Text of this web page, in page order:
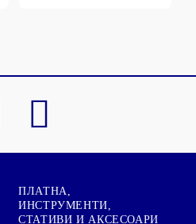
ПЛАТНА,
ИНСТРУМЕНТИ,
СТАТИВИ И АКСЕСОАРИ